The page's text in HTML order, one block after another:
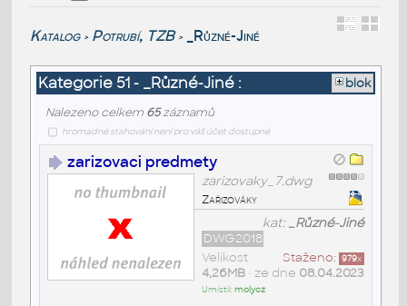
Katalog > Potrubí, TZB > _Různé-Jiné
Kategorie 51 - _Různé-Jiné : blok
Nalezeno celkem 65záznamů
hromadné stahování není pro váš účet dostupné
zarizovaci predmety
zarizovaky_7.dwg
Zařizováky
kat:_Různé-Jiné
DWG2018
Staženo: 979x
Velikost
4,26MB• ze dne 08.04.2023
Umístil:molycz